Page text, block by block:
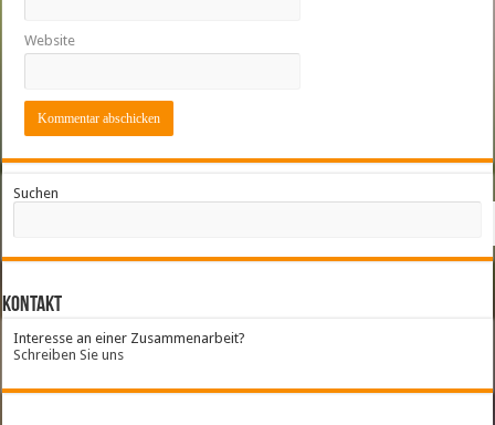
Website
Suchen
Kontakt
Interesse an einer Zusammenarbeit?
Schreiben Sie uns